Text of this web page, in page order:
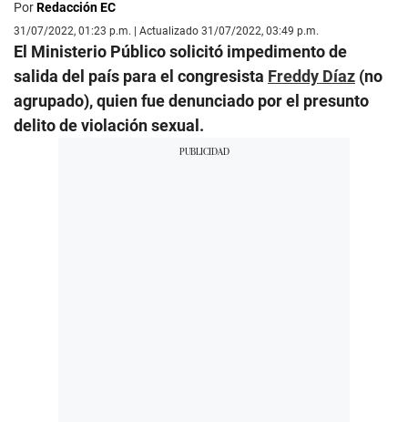
PorRedacción EC
31/07/2022, 01:23 p.m. | Actualizado 31/07/2022, 03:49 p.m.
El Ministerio Público solicitó impedimento de
salida del país para el congresista Freddy Díaz (no
agrupado), quien fue denunciado por el presunto
delito de violación sexual.